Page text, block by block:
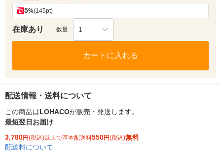
5%(145pt)
在庫あり 数量 1
カートに入れる
配送情報・送料について
この商品はLOHACOが販売・発送します。
最短翌日お届け
3,780円(税込)以上で基本配送料550円(税込)無料
配送料について